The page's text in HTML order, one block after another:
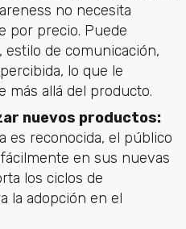
no necesita
por precio. Puede
estilo de comunicación,
lo que le
más allá del producto.
nuevos productos:
es reconocida, el público
en sus nuevas
los ciclos de
la adopción en el